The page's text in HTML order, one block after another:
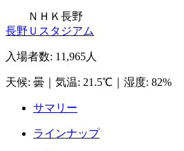
ＮＨＫ長野
長野Ｕスタジアム
入場者数: 11,965人
天候: 曇 気温: 21.5℃ 湿度: 82%
サマリー
ラインナップ